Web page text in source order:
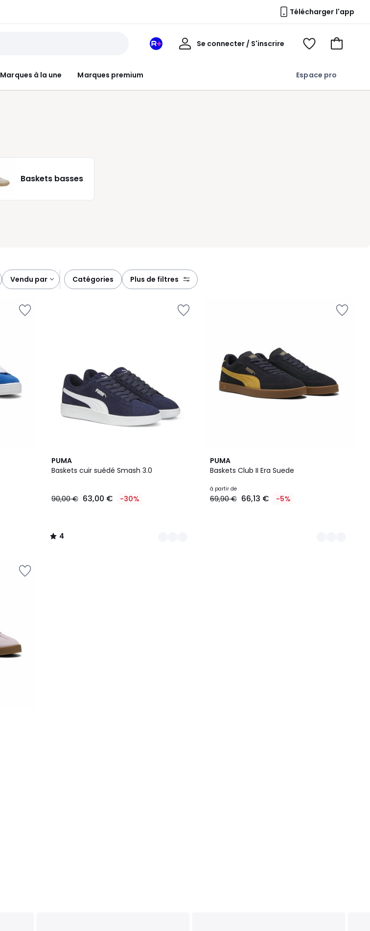
Télécharger l'app
Marques à la une Marques premium Espace pro
Mon
Se connecter / S'inscrire
Mon
Voir
Voir
Baskets basses
vendu par catégories plus de filtres
PUMA
Baskets cuir suédé Smash 3.0
90,00 € 63,00 € -30%
4
/
2
Couleurs
4
/
PUMA
Baskets Club II Era Suede
à partir de
69,90 € 66,13 € -5%
3
Couleurs